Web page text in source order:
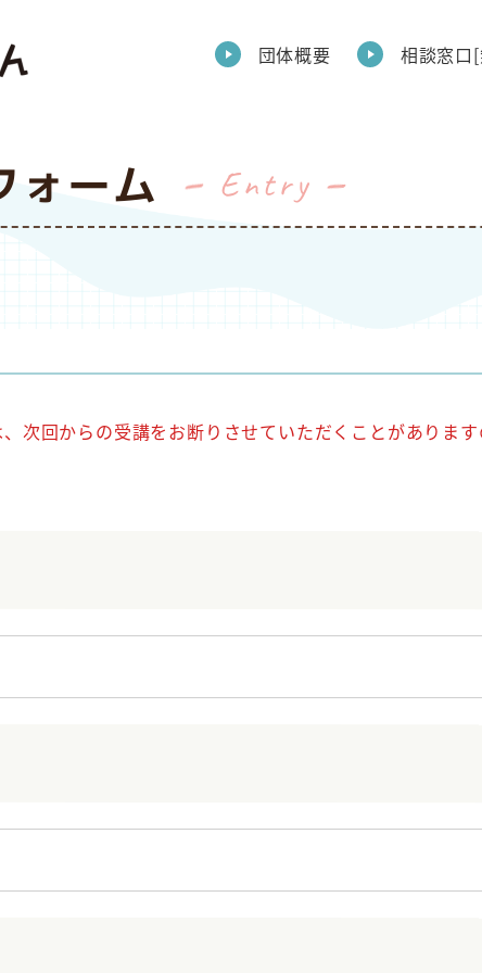
団体概要 相談窓口
ォーム entry
次回からの受講をお断りさせていただくことがあります